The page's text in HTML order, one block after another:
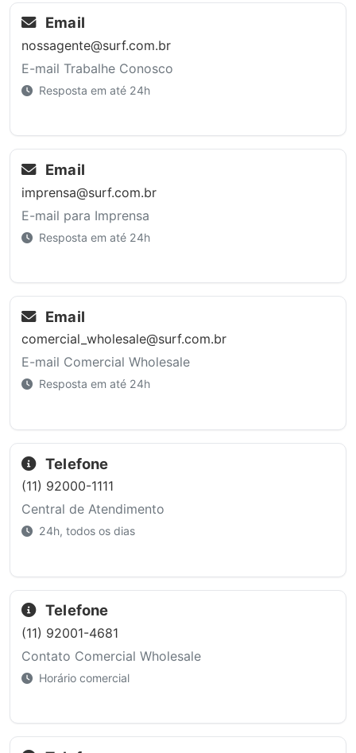
Email
nossagente@surf.com.br
E-mail Trabalhe Conosco
Resposta em até 24h
Email
imprensa@surf.com.br
E-mail para Imprensa
Resposta em até 24h
Email
comercial_wholesale@surf.com.br
E-mail Comercial Wholesale
Resposta em até 24h
Telefone
(11) 92000-1111
Central de Atendimento
24h, todos os dias
Telefone
(11) 92001-4681
Contato Comercial Wholesale
Horário comercial